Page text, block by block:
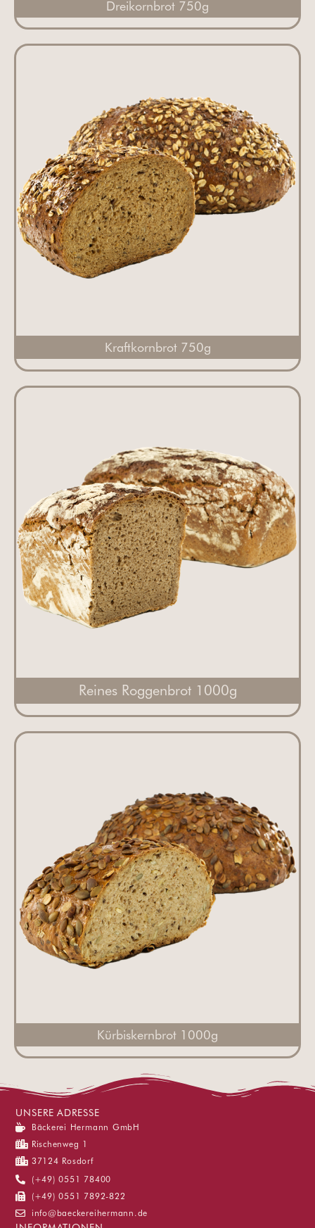
Dreikornbrot 750g
Kraftkornbrot 750g
Reines Roggenbrot 1000g
Kürbiskernbrot 1000g
UNSERE ADRESSE
Bäckerei Hermann GmbH
Rischenweg 1
37124 Rosdorf
(+49) 0551 78400
(+49) 0551 7892-822
info@baeckereihermann.de